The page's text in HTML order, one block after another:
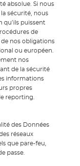
absolue. Si nous
sécurité, nous
qu’ils puissent
de
nos obligations
ou européen.
nos
de la sécurité
informations
propres
reporting.
des Données
réseaux
que pare-feu,
passe.